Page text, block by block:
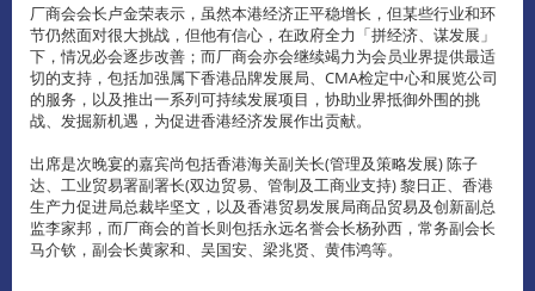
厂商会会长卢金荣表示，虽然本港经济正平稳增长，但某些行业和环
节仍然面对很大挑战，但他有信心，在政府全力「拼经济、谋发展」
下，情况必会逐步改善；而厂商会亦会继续竭力为会员业界提供最适
切的支持，包括加强属下香港品牌发展局、CMA检定中心和展览公司
的服务，以及推出一系列可持续发展项目，协助业界抵御外围的挑
战、发掘新机遇，为促进香港经济发展作出贡献。
出席是次晚宴的嘉宾尚包括香港海关副关长(管理及策略发展) 陈子
达、工业贸易署副署长(双边贸易、管制及工商业支持) 黎日正、香港
生产力促进局总裁毕坚文，以及香港贸易发展局商品贸易及创新副总
监李家邦，而厂商会的首长则包括永远名誉会长杨孙西，常务副会长
马介钦，副会长黄家和、吴国安、梁兆贤、黄伟鸿等。